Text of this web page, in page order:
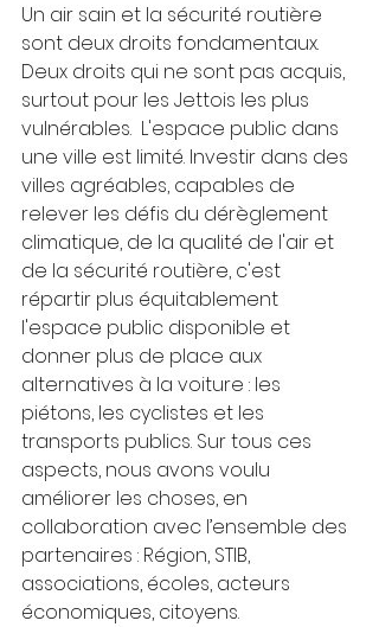
Un air sain et la sécurité routière
sont deux droits fondamentaux.
Deux droits qui ne sont pas acquis,
surtout pour les Jettois les plus
vulnérables.  L'espace public dans
une ville est limité. Investir dans des
villes agréables, capables de
relever les défis du dérèglement
climatique, de la qualité de l'air et
de la sécurité routière, c'est
répartir plus équitablement
l'espace public disponible et
donner plus de place aux
alternatives à la voiture : les
piétons, les cyclistes et les
transports publics. Sur tous ces
aspects, nous avons voulu
améliorer les choses, en
collaboration avec l’ensemble des
partenaires : Région, STIB,
associations, écoles, acteurs
économiques, citoyens.